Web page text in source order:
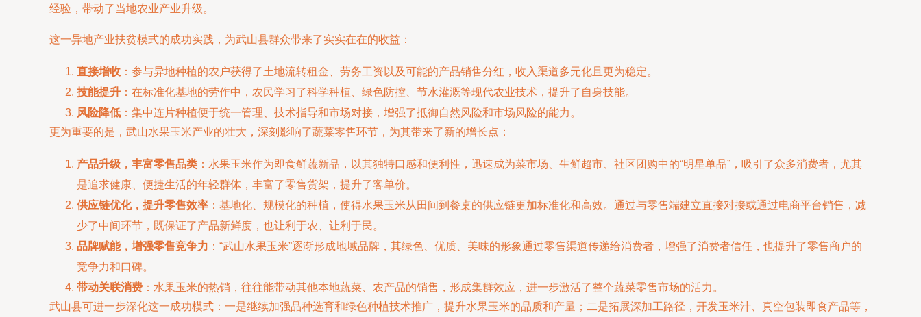
经验，带动了当地农业产业升级。
这一异地产业扶贫模式的成功实践，为武山县群众带来了实实在在的收益：
直接增收 ：参与异地种植的农户获得了土地流转租金、劳务工资以及可能的产品销售分红，收入渠道多元化且更为稳定。
技能提升 ：在标准化基地的劳作中，农民学习了科学种植、绿色防控、节水灌溉等现代农业技术，提升了自身技能。
风险降低 ：集中连片种植便于统一管理、技术指导和市场对接，增强了抵御自然风险和市场风险的能力。
更为重要的是，武山水果玉米产业的壮大，深刻影响了蔬菜零售环节，为其带来了新的增长点：
产品升级，丰富零售品类 ：水果玉米作为即食鲜蔬新品，以其独特口感和便利性，迅速成为菜市场、生鲜超市、社区团购中的“明星单品”，吸引了众多消费者，尤其
是追求健康、便捷生活的年轻群体，丰富了零售货架，提升了客单价。
供应链优化，提升零售效率 ：基地化、规模化的种植，使得水果玉米从田间到餐桌的供应链更加标准化和高效。通过与零售端建立直接对接或通过电商平台销售，减
少了中间环节，既保证了产品新鲜度，也让利于农、让利于民。
品牌赋能，增强零售竞争力 ：“武山水果玉米”逐渐形成地域品牌，其绿色、优质、美味的形象通过零售渠道传递给消费者，增强了消费者信任，也提升了零售商户的
竞争力和口碑。
带动关联消费 ：水果玉米的热销，往往能带动其他本地蔬菜、农产品的销售，形成集群效应，进一步激活了整个蔬菜零售市场的活力。
武山县可进一步深化这一成功模式：一是继续加强品种选育和绿色种植技术推广，提升水果玉米的品质和产量；二是拓展深加工路径，开发玉米汁、真空包装即食产品等，